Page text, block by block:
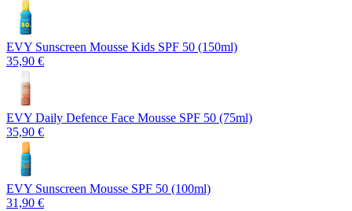
EVY Sunscreen Mousse Kids SPF 50 (150ml)
35,90 €
EVY Daily Defence Face Mousse SPF 50 (75ml)
35,90 €
EVY Sunscreen Mousse SPF 50 (100ml)
31,90 €